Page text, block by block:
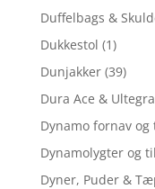
Duffelbags &
Dukkestol (1)
Dunjakker (39)
Dura Ace & Ultegra
Dynamo fornav
Dynamolygter og
Dyner, Puder &